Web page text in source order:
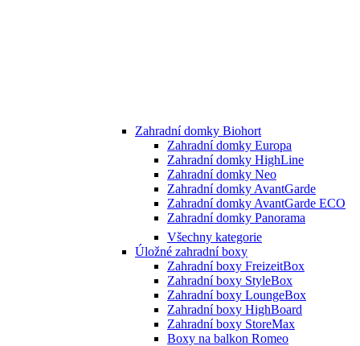
Zahradní domky Biohort
Zahradní domky Europa
Zahradní domky HighLine
Zahradní domky Neo
Zahradní domky AvantGarde
Zahradní domky AvantGarde ECO
Zahradní domky Panorama
Všechny kategorie
Úložné zahradní boxy
Zahradní boxy FreizeitBox
Zahradní boxy StyleBox
Zahradní boxy LoungeBox
Zahradní boxy HighBoard
Zahradní boxy StoreMax
Boxy na balkon Romeo